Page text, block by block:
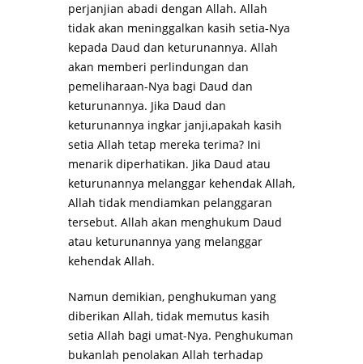
perjanjian abadi dengan Allah. Allah
tidak akan meninggalkan kasih setia-Nya
kepada Daud dan keturunannya. Allah
akan memberi perlindungan dan
pemeliharaan-Nya bagi Daud dan
keturunannya. Jika Daud dan
keturunannya ingkar janji,apakah kasih
setia Allah tetap mereka terima? Ini
menarik diperhatikan. Jika Daud atau
keturunannya melanggar kehendak Allah,
Allah tidak mendiamkan pelanggaran
tersebut. Allah akan menghukum Daud
atau keturunannya yang melanggar
kehendak Allah.
Namun demikian, penghukuman yang
diberikan Allah, tidak memutus kasih
setia Allah bagi umat-Nya. Penghukuman
bukanlah penolakan Allah terhadap